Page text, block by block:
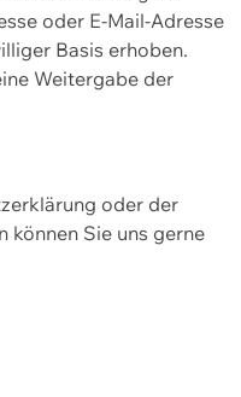
oder E-Mail-Adresse
Basis erhoben.
Weitergabe der
oder der
können Sie uns gerne